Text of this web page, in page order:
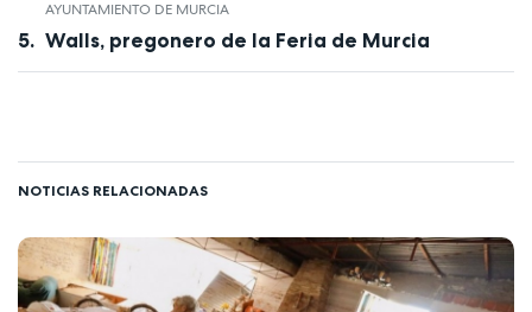
AYUNTAMIENTO DE MURCIA
Walls, pregonero de la Feria de Murcia
NOTICIAS RELACIONADAS